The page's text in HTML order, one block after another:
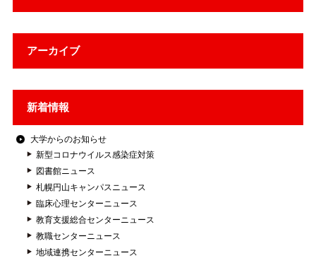
アーカイブ
新着情報
大学からのお知らせ
新型コロナウイルス感染症対策
図書館ニュース
札幌円山キャンパスニュース
臨床心理センターニュース
教育支援総合センターニュース
教職センターニュース
地域連携センターニュース